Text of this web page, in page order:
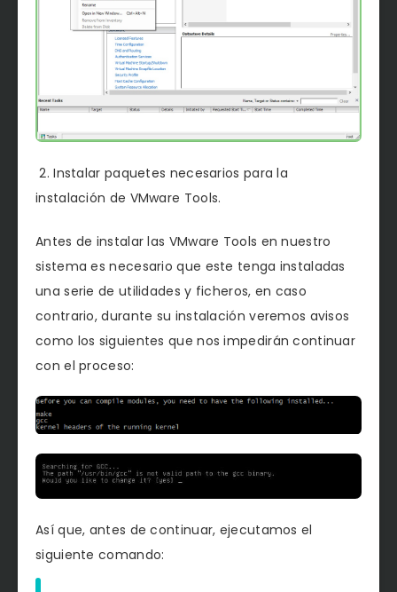
2. Instalar paquetes necesarios para la
instalación de VMware Tools.
Antes de instalar las VMware Tools en nuestro
sistema es necesario que este tenga instaladas
una serie de utilidades y ficheros, en caso
contrario, durante su instalación veremos avisos
como los siguientes que nos impedirán continuar
con el proceso:
Así que, antes de continuar, ejecutamos el
siguiente comando: